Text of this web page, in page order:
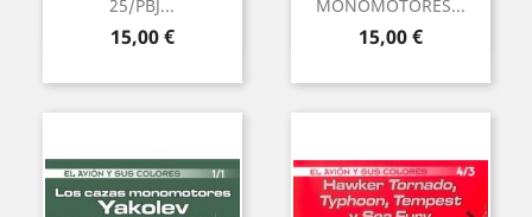
25/PBJ...
Precio
15,00 €
MONOMOTORES...
Precio
15,00 €